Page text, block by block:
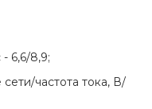
- 6,6/8,9;
частота тока, В/